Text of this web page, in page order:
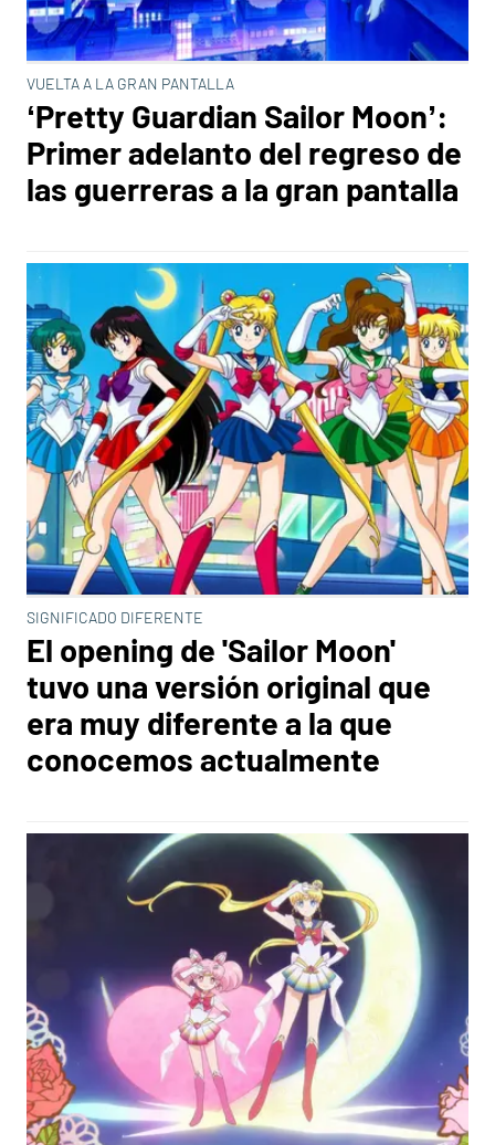
VUELTA A LA GRAN PANTALLA
‘Pretty Guardian Sailor Moon’:
Primer adelanto del regreso de
las guerreras a la gran pantalla
SIGNIFICADO DIFERENTE
El opening de 'Sailor Moon'
tuvo una versión original que
era muy diferente a la que
conocemos actualmente